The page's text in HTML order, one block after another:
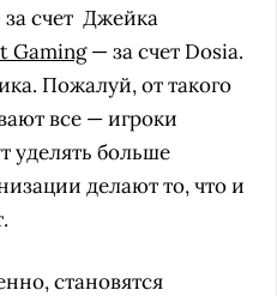
счет Джейка
Gaming— за счет Dosia.
Пожалуй, от такого
все — игроки
уделять больше
делают то, что и
становятся